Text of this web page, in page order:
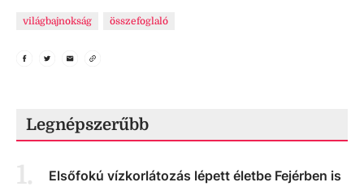
világbajnokság összefoglaló
Legnépszerűbb
1. Elsőfokú vízkorlátozás lépett életbe Fejérben is